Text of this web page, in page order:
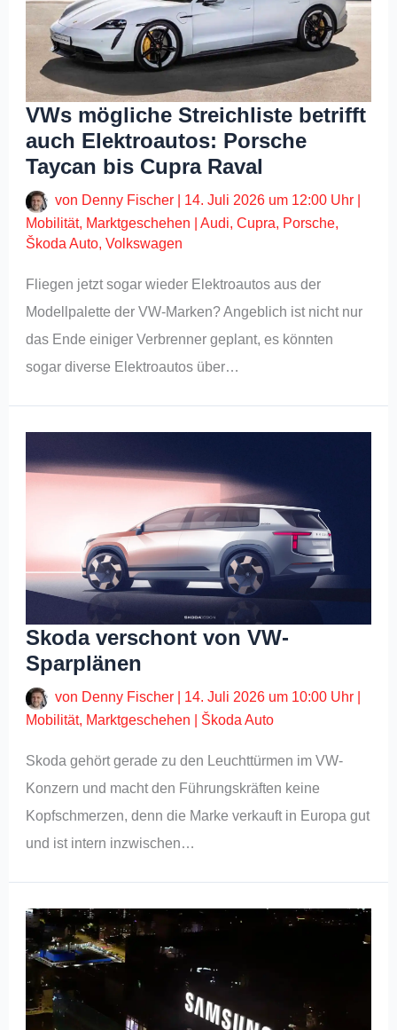
VWs mögliche Streichliste betrifft
auch Elektroautos: Porsche
Taycan bis Cupra Raval
von Denny Fischer 14. Juli 2026 um 12:00 Uhr
Mobilität, Marktgeschehen |Audi,Cupra, Porsche,
Škoda Auto,Volkswagen
Fliegen jetzt sogar wieder Elektroautos aus der
Modellpalette der VW-Marken? Angeblich ist nicht nur
das Ende einiger Verbrenner geplant, es könnten
sogar diverse Elektroautos über…
Skoda verschont von VW-
Sparplänen
von Denny Fischer 14. Juli 2026 um 10:00 Uhr
Mobilität, Marktgeschehen Škoda Auto
Skoda gehört gerade zu den Leuchttürmen im VW-
Konzern und macht den Führungskräften keine
Kopfschmerzen, denn die Marke verkauft in Europa gut
und ist intern inzwischen…